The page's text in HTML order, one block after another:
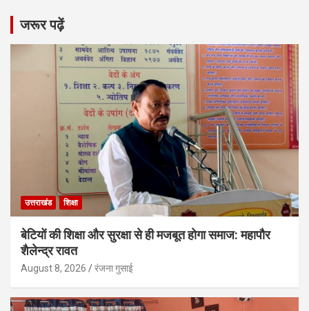
जरूर पढ़ें
उत्तराखंड शिक्षा
बेटियों की शिक्षा और सुरक्षा से ही मजबूत होगा समाज: महापौर
शैलेन्द्र रावत
August 8, 2026 रंजना गुसाई